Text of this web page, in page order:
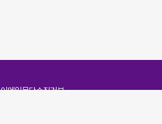
이메일무단수집거부